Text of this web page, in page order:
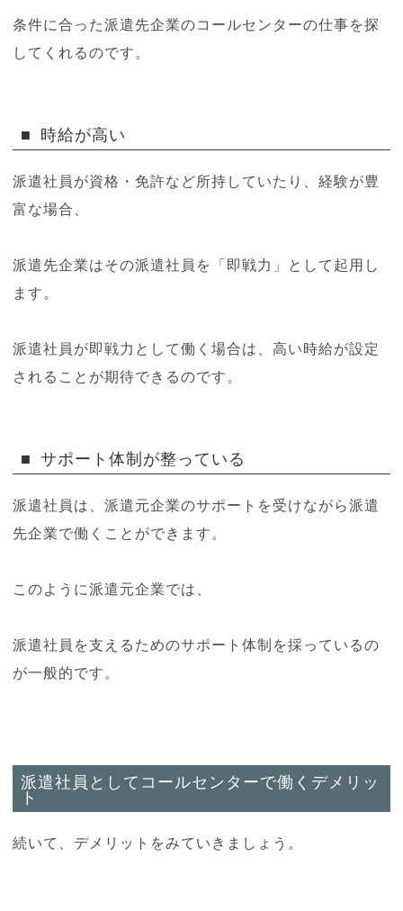
条件に合った派遣先企業のコールセンターの仕事を探
してくれるのです。
時給が高い
派遣社員が資格・免許など所持していたり、経験が豊
富な場合、
派遣先企業はその派遣社員を「即戦力」として起用し
ます。
派遣社員が即戦力として働く場合は、高い時給が設定
されることが期待できるのです。
サポート体制が整っている
派遣社員は、派遣元企業のサポートを受けながら派遣
先企業で働くことができます。
このように派遣元企業では、
派遣社員を支えるためのサポート体制を採っているの
が一般的です。
派遣社員としてコールセンターで働くデメリッ
ト
続いて、デメリットをみていきましょう。